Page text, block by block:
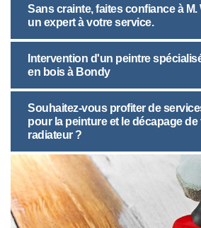
Sans crainte, faites confiance à M.
un expert à votre service.
Intervention d'un peintre
en bois à Bondy
Souhaitez-vous profiter de
pour la peinture et le décapage de
radiateur ?